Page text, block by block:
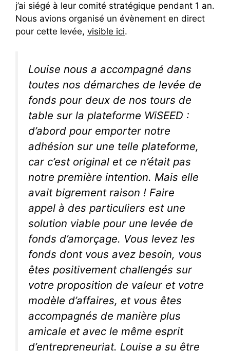
j’ai siégé à leur comité stratégique pendant 1 an.
Nous avions organisé un évènement en direct
pour cette levée, visible ici.
Louise nous a accompagné dans
toutes nos démarches de levée de
fonds pour deux de nos tours de
table sur la plateforme WiSEED :
d’abord pour emporter notre
adhésion sur une telle plateforme,
car c’est original et ce n’était pas
notre première intention. Mais elle
avait bigrement raison ! Faire
appel à des particuliers est une
solution viable pour une levée de
fonds d’amorçage. Vous levez les
fonds dont vous avez besoin, vous
êtes positivement challengés sur
votre proposition de valeur et votre
modèle d’affaires, et vous êtes
accompagnés de manière plus
amicale et avec le même esprit
d’entrepreneuriat. Louise a su être